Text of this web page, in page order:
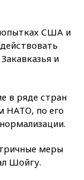
США и
и
в ряде стран
НАТО, по его
меры
Шойгу.